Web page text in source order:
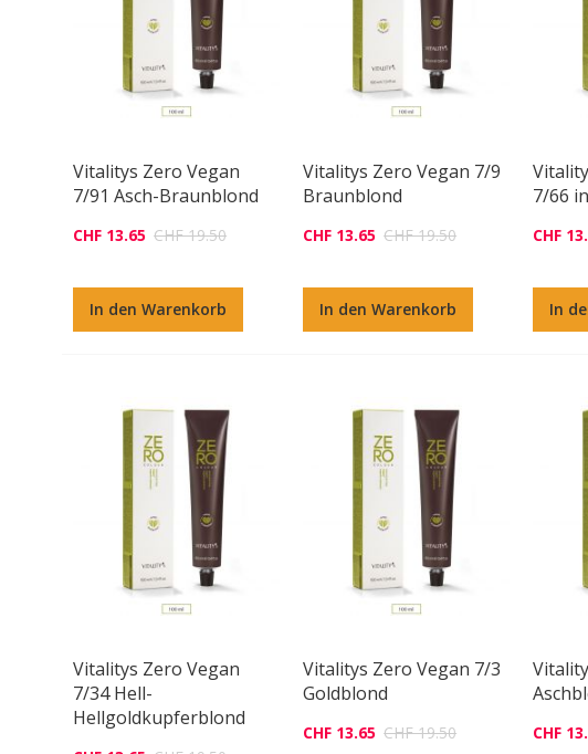
Vitalitys Zero Vegan
7/91 Asch-Braunblond
CHF 13.65 CHF 19.50
In den Warenkorb
Vitalitys Zero Vegan 7/9
Braunblond
CHF 13.65 CHF 19.50
In den Warenkorb
7/66
CHF
In
Vitalitys Zero Vegan
7/34 Hell-
Hellgoldkupferblond
Vitalitys Zero Vegan 7/3
Goldblond
CHF 13.65 CHF 19.50 CHF